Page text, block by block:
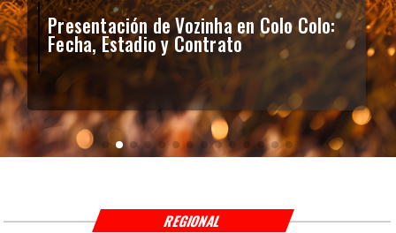
Presentación de Vozinha en Colo Colo:
Fecha, Estadio y Contrato
REGIONAL